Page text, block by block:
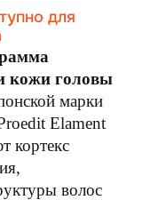
для
кожи головы
марки
Elament
кортекс
волос